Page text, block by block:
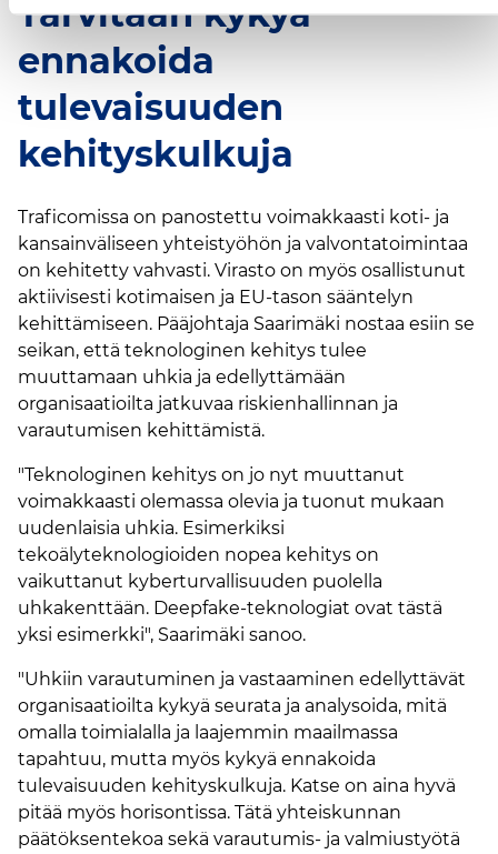
Tarvitaan kykyä
ennakoida
tulevaisuuden
kehityskulkuja
Traficomissa on panostettu voimakkaasti koti- ja
kansainväliseen yhteistyöhön ja valvontatoimintaa
on kehitetty vahvasti. Virasto on myös osallistunut
aktiivisesti kotimaisen ja EU-tason sääntelyn
kehittämiseen. Pääjohtaja Saarimäki nostaa esiin se
seikan, että teknologinen kehitys tulee
muuttamaan uhkia ja edellyttämään
organisaatioilta jatkuvaa riskienhallinnan ja
varautumisen kehittämistä.
"Teknologinen kehitys on jo nyt muuttanut
voimakkaasti olemassa olevia ja tuonut mukaan
uudenlaisia uhkia. Esimerkiksi
tekoälyteknologioiden nopea kehitys on
vaikuttanut kyberturvallisuuden puolella
uhkakenttään. Deepfake-teknologiat ovat tästä
yksi esimerkki", Saarimäki sanoo.
"Uhkiin varautuminen ja vastaaminen edellyttävät
organisaatioilta kykyä seurata ja analysoida, mitä
omalla toimialalla ja laajemmin maailmassa
tapahtuu, mutta myös kykyä ennakoida
tulevaisuuden kehityskulkuja. Katse on aina hyvä
pitää myös horisontissa. Tätä yhteiskunnan
päätöksentekoa sekä varautumis- ja valmiustyötä